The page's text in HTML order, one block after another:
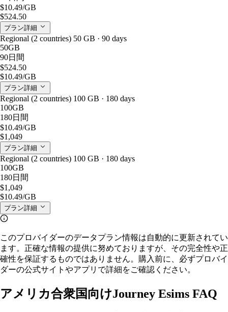
$10.49/GB
$524.50
プラン詳細
Regional (2 countries) 50 GB · 90 days
50GB
90日間
$524.50
$10.49/GB
プラン詳細
Regional (2 countries) 100 GB · 180 days
100GB
180日間
$10.49/GB
$1,049
プラン詳細
Regional (2 countries) 100 GB · 180 days
100GB
180日間
$1,049
$10.49/GB
プラン詳細
このプロバイダーのデータプラン情報は自動的に更新されてい
ます。正確な情報の提供に努めておりますが、その完全性や正
確性を保証するものではありません。購入前に、必ずプロバイ
ダーの公式サイトやアプリで詳細をご確認ください。
アメリカ合衆国向けJourney Esims FAQ